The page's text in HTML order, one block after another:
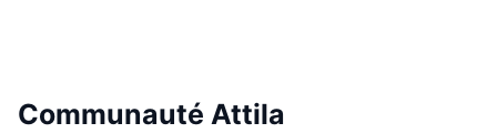
Communauté Attila